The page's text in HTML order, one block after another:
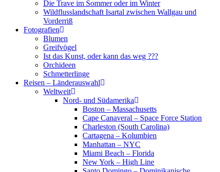
Die Trave im Sommer oder im Winter
Wildflusslandschaft Isartal zwischen Wallgau und
Vorderriß
Fotografien
Blumen
Greifvögel
Ist das Kunst, oder kann das weg ???
Orchideen
Schmetterlinge
Reisen – Länderauswahl
Weltweit
Nord- und Südamerika
Boston – Massachusetts
Cape Canaveral – Space Force Station
Charleston (South Carolina)
Cartagena – Kolumbien
Manhattan – NYC
Miami Beach – Florida
New York – High Line